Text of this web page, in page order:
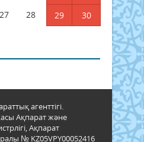
27 28 29
30
агенттігі.
Ақпарат және
Ақпарат
№ KZ05VPY00052416